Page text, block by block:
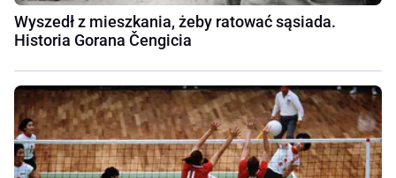
Wyszedł z mieszkania, żeby ratować sąsiada.
Historia Gorana Čengicia